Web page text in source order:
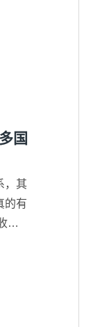
的
降
国
，其
的有
录